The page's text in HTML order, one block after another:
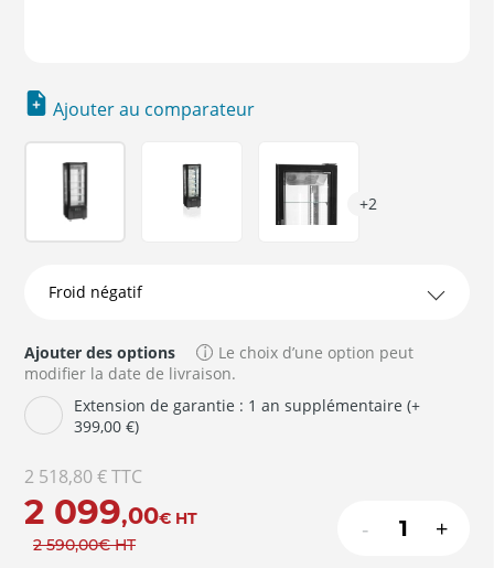
Ajouter au comparateur
+2
Ajouter des options
Le choix d’une option peut
modifier la date de livraison.
Extension de garantie : 1 an supplémentaire (+
399,00 €)
2 518,80 €TTC
2 099,00€ HT
2 590,00€ HT
- +